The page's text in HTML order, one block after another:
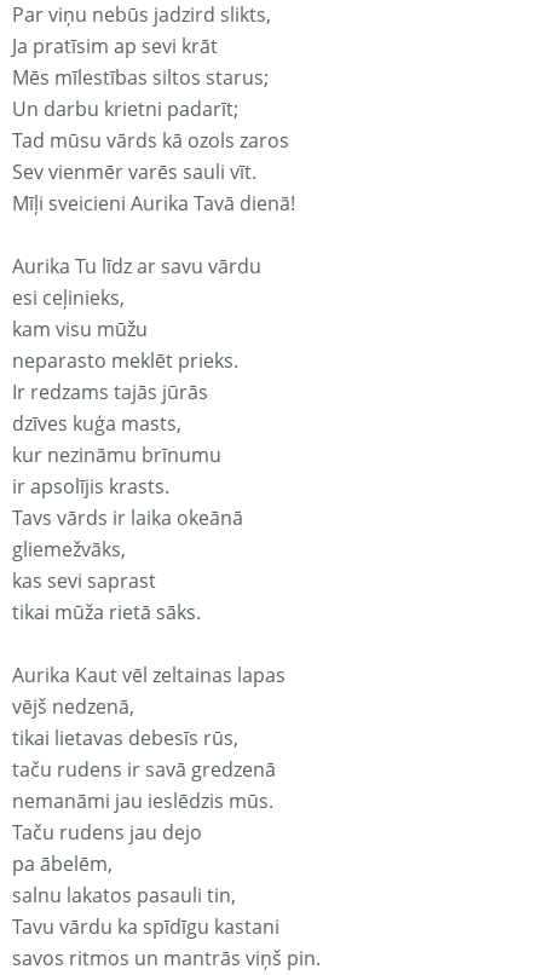
Par viņu nebūs jadzird slikts,
Ja pratīsim ap sevi krāt
Mēs mīlestības siltos starus;
Un darbu krietni padarīt;
Tad mūsu vārds kā ozols zaros
Sev vienmēr varēs sauli vīt.
Mīļi sveicieni Aurika Tavā dienā!
Aurika Tu līdz ar savu vārdu
esi ceļinieks,
kam visu mūžu
neparasto meklēt prieks.
Ir redzams tajās jūrās
dzīves kuģa masts,
kur nezināmu brīnumu
ir apsolījis krasts.
Tavs vārds ir laika okeānā
gliemežvāks,
kas sevi saprast
tikai mūža rietā sāks.
Aurika Kaut vēl zeltainas lapas
vējš nedzenā,
tikai lietavas debesīs rūs,
taču rudens ir savā gredzenā
nemanāmi jau ieslēdzis mūs.
Taču rudens jau dejo
pa ābelēm,
salnu lakatos pasauli tin,
Tavu vārdu ka spīdīgu kastani
savos ritmos un mantrās viņš pin.